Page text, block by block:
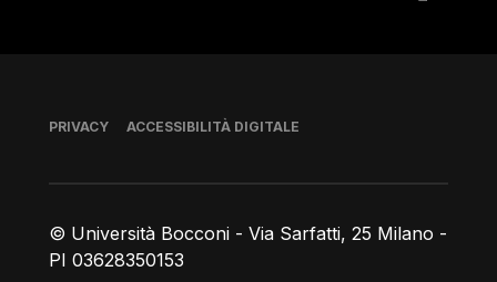
© Università Bocconi - Via Sarfatti, 25 Milano -
PI 03628350153
Piè di pagina
PRIVACY ACCESSIBILITÀ DIGITALE